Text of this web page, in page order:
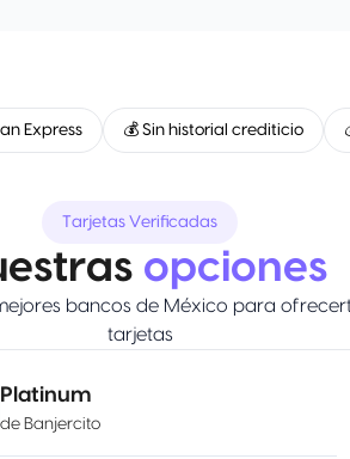
Express 💰 Sin historial crediticio
Tarjetas Verificadas
opciones
bancos de México para
tarjetas
Platinum
de Banjercito